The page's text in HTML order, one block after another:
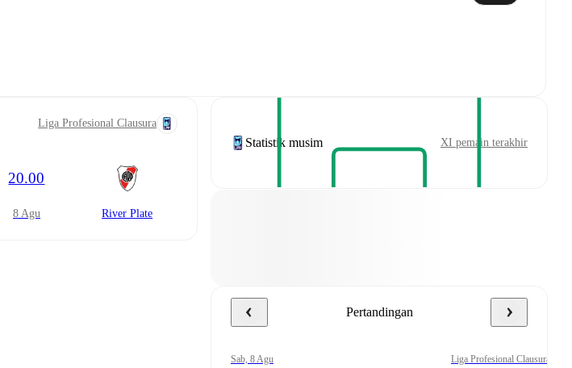
Liga Profesional Clausura
20.00
8 Agu River Plate
Statistik musim XI pemain terakhir
Pertandingan
Sab, 8 Agu Liga Profesional Clausura